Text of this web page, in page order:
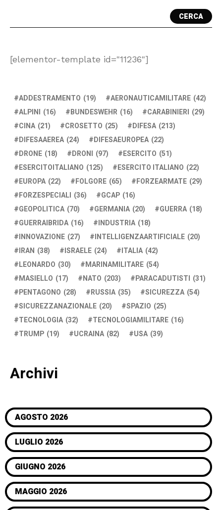
CERCA
[elementor-template id="11236"]
ADDESTRAMENTO (19) AERONAUTICAMILITARE (42)
ALPINI (16) BUNDESWEHR (16) CARABINIERI (29)
CINA (21) CROSETTO (25) DIFESA (213)
DIFESAAEREA (24) DIFESAEUROPEA (22)
DRONE (18) DRONI (97) ESERCITO (51)
ESERCITOITALIANO (125) ESERCITO ITALIANO (22)
EUROPA (22) FOLGORE (65) FORZEARMATE (29)
FORZESPECIALI (36) GCAP (16)
GEOPOLITICA (70) GERMANIA (20) GUERRA (18)
GUERRAIBRIDA (16) INDUSTRIA (18)
INNOVAZIONE (27) INTELLIGENZAARTIFICIALE (20)
IRAN (38) ISRAELE (24) ITALIA (42)
LEONARDO (30) MARINAMILITARE (54)
MASIELLO (17) NATO (203) PARACADUTISTI (31)
PENTAGONO (28) RUSSIA (35) SICUREZZA (54)
SICUREZZANAZIONALE (20) SPAZIO (25)
TECNOLOGIA (32) TECNOLOGIAMILITARE (16)
TRUMP (19) UCRAINA (82) USA (39)
Archivi
AGOSTO 2026
LUGLIO 2026
GIUGNO 2026
MAGGIO 2026